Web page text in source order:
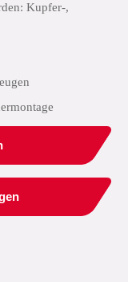
Kupfer-,